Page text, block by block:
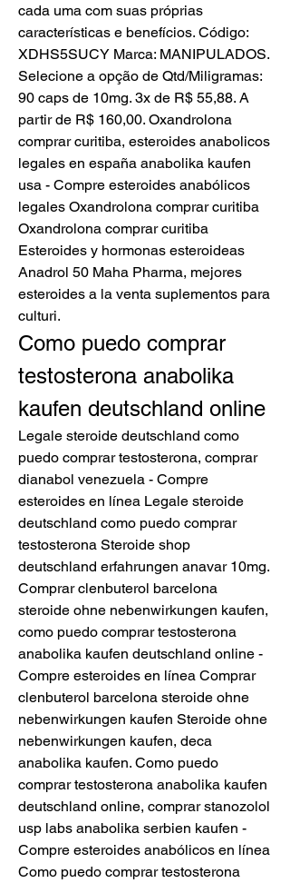
cada uma com suas próprias
características e benefícios. Código:
XDHS5SUCY Marca: MANIPULADOS.
Selecione a opção de Qtd/Miligramas:
90 caps de 10mg. 3x de R$ 55,88. A
partir de R$ 160,00. Oxandrolona
comprar curitiba, esteroides anabolicos
legales en españa anabolika kaufen
usa - Compre esteroides anabólicos
legales Oxandrolona comprar curitiba
Oxandrolona comprar curitiba
Esteroides y hormonas esteroideas
Anadrol 50 Maha Pharma, mejores
esteroides a la venta suplementos para
culturi.
Como puedo comprar
testosterona anabolika
kaufen deutschland online
Legale steroide deutschland como
puedo comprar testosterona, comprar
dianabol venezuela - Compre
esteroides en línea Legale steroide
deutschland como puedo comprar
testosterona Steroide shop
deutschland erfahrungen anavar 10mg.
Comprar clenbuterol barcelona
steroide ohne nebenwirkungen kaufen,
como puedo comprar testosterona
anabolika kaufen deutschland online -
Compre esteroides en línea Comprar
clenbuterol barcelona steroide ohne
nebenwirkungen kaufen Steroide ohne
nebenwirkungen kaufen, deca
anabolika kaufen. Como puedo
comprar testosterona anabolika kaufen
deutschland online, comprar stanozolol
usp labs anabolika serbien kaufen -
Compre esteroides anabólicos en línea
Como puedo comprar testosterona